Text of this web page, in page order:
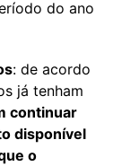
do ano
: de acordo
já tenham
continuar
disponível
o